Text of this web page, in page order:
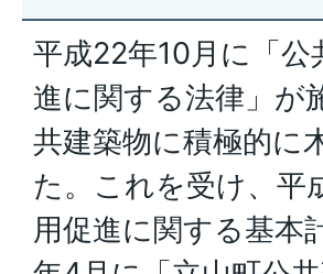
平成22年10月に「
進に関する法律」が
共建築物に積極的に
た。これを受け、平
用促進に関する基本